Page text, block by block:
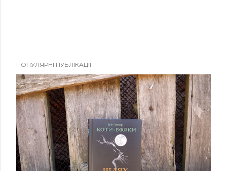
ПОПУЛЯРНІ ПУБЛІКАЦІЇ